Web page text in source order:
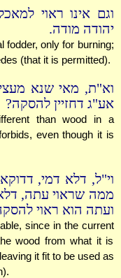
וגם אינו ראוי
יהודה מודה.
fodder, only for burning;
(that it is permitted).
וא"ת, מאי שנא
אע"ג דחזיין להסקה?
than wood in a
even though it is
וי"ל, דלא דמי,
ממה שראוי עתה,
ועתה הוא ראוי
since in the current
wood from what it is
it fit to be used as